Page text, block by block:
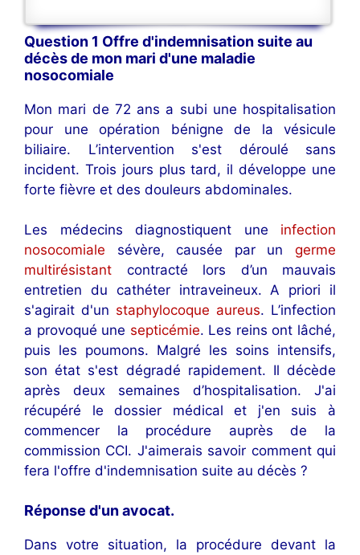
Question 1 Offre d'indemnisation suite au
décès de mon mari d'une maladie
nosocomiale
Mon mari de 72 ans a subi une hospitalisation
pour une opération bénigne de la vésicule
biliaire. L’intervention s'est déroulé sans
incident. Trois jours plus tard, il développe une
forte fièvre et des douleurs abdominales.
Les médecins diagnostiquent une infection
nosocomiale sévère, causée par un germe
multirésistant contracté lors d’un mauvais
entretien du cathéter intraveineux. A priori il
s'agirait d'un staphylocoque aureus. L’infection
a provoqué une septicémie. Les reins ont lâché,
puis les poumons. Malgré les soins intensifs,
son état s'est dégradé rapidement. Il décède
après deux semaines d’hospitalisation. J'ai
récupéré le dossier médical et j'en suis à
commencer la procédure auprès de la
commission CCI. J'aimerais savoir comment qui
fera l'offre d'indemnisation suite au décès ?
Réponse d'un avocat.
Dans votre situation, la procédure devant la